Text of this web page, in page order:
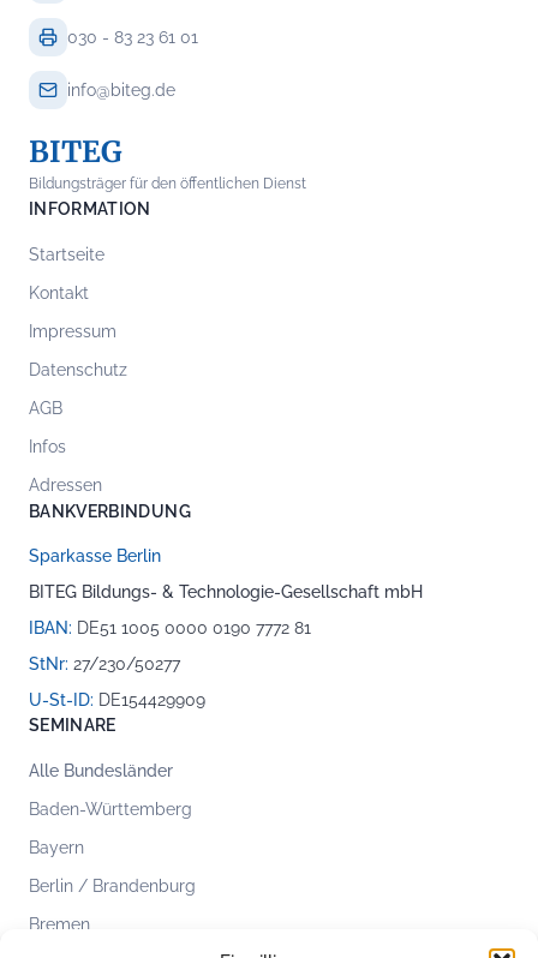
030 - 83 23 61 01
info@biteg.de
BITEG
Bildungsträger für den öffentlichen Dienst
INFORMATION
Startseite
Kontakt
Impressum
Datenschutz
AGB
Infos
Adressen
BANKVERBINDUNG
Sparkasse Berlin
BITEG Bildungs- & Technologie-Gesellschaft mbH
IBAN: DE51 1005 0000 0190 7772 81
StNr: 27/230/50277
U-St-ID: DE154429909
SEMINARE
Alle Bundesländer
Baden-Württemberg
Bayern
Berlin / Brandenburg
Bremen